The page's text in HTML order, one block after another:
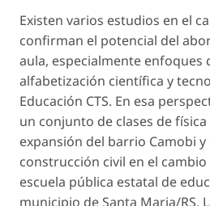
Existen varios estudios en el
confirman el potencial del
aula, especialmente enfoques
alfabetización científica y
Educación CTS. En esa
un conjunto de clases de física
expansión del barrio Camobi
construcción civil en el
escuela pública estatal de
municipio de Santa Maria/RS.